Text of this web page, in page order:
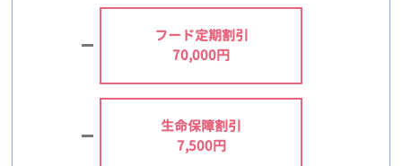
フード定期割引
70,000円
生命保障割引
7,500円